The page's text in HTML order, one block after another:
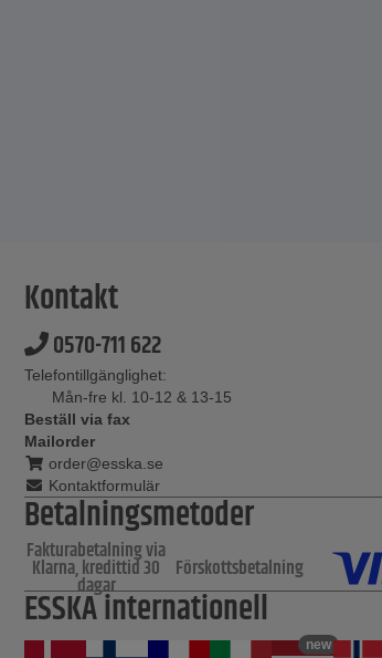
Kontakt
0570-711 622
Telefontillgänglighet:
Mån-fre kl. 10-12 & 13-15
Beställ via fax
Mailorder
order@esska.se
Kontaktformulär
Betalningsmetoder
Fakturabetalning via
Klarna, kredittid 30
dagar
Förskottsbetalning
ESSKA internationell
new